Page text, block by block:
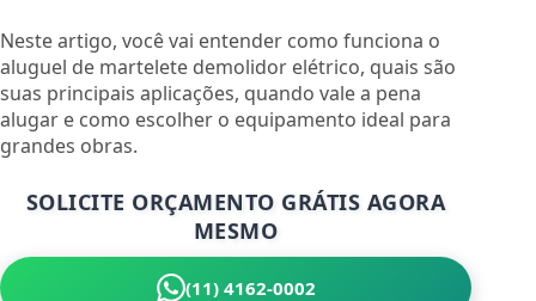
Neste artigo, você vai entender como funciona o
aluguel de martelete demolidor elétrico, quais são
suas principais aplicações, quando vale a pena
alugar e como escolher o equipamento ideal para
grandes obras.
SOLICITE ORÇAMENTO GRÁTIS AGORA
MESMO
(11) 4162-0002